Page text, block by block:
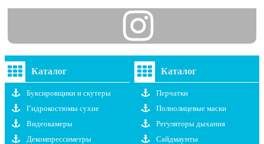
Каталог
Буксировщики и скутеры
Гидрокостюмы сухие
Видеокамеры
Декомпрессиметры
Каталог
Перчатки
Полнолицевые маски
Регуляторы дыхания
Сайдмаунты